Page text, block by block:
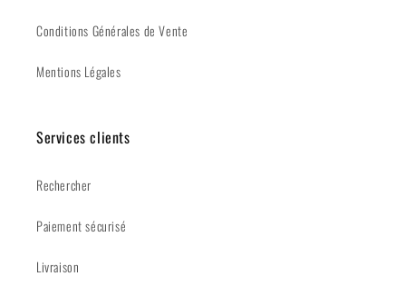
Conditions Générales de Vente
Mentions Légales
Services clients
Rechercher
Paiement sécurisé
Livraison